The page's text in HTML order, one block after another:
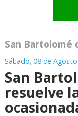
San Bartolomé
Sábado, 08 de
San
resuelve